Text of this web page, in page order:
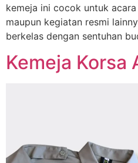
kemeja ini cocok untuk
maupun kegiatan resmi
berkelas dengan sentuhan
Kemeja Korsa